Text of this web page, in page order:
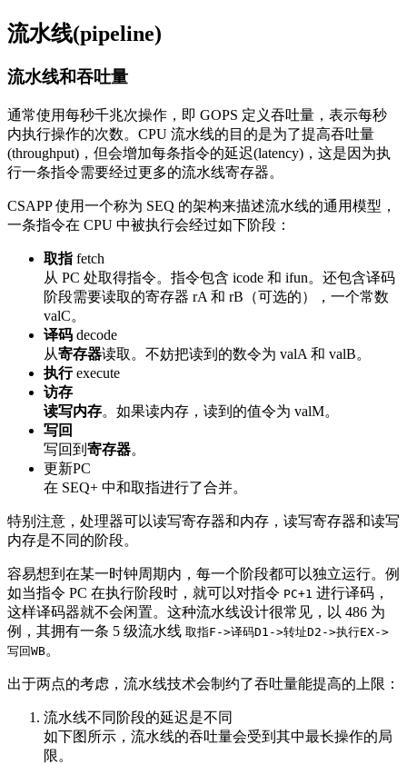
流水线(pipeline)
流水线和吞吐量
通常使用每秒千兆次操作，即 GOPS 定义吞吐量，表示每秒
内执行操作的次数。CPU 流水线的目的是为了提高吞吐量
(throughput)，但会增加每条指令的延迟(latency)，这是因为执
行一条指令需要经过更多的流水线寄存器。
CSAPP 使用一个称为 SEQ 的架构来描述流水线的通用模型，
一条指令在 CPU 中被执行会经过如下阶段：
取指 fetch
从 PC 处取得指令。指令包含 icode 和 ifun。还包含译码
阶段需要读取的寄存器 rA 和 rB（可选的），一个常数
valC。
译码 decode
从寄存器读取。不妨把读到的数令为 valA 和 valB。
执行execute
访存
读写内存。如果读内存，读到的值令为 valM。
写回
写回到 寄存器。
更新PC
在 SEQ+ 中和取指进行了合并。
特别注意，处理器可以读写寄存器和内存，读写寄存器和读写
内存是不同的阶段。
容易想到在某一时钟周期内，每一个阶段都可以独立运行。例
如当指令 PC 在执行阶段时，就可以对指令 PC+1 进行译码，
这样译码器就不会闲置。这种流水线设计很常见，以 486 为
例，其拥有一条 5 级流水线 取指F->译码D1->转址D2->执行EX->
写回WB。
出于两点的考虑，流水线技术会制约了吞吐量能提高的上限：
流水线不同阶段的延迟是不同
如下图所示，流水线的吞吐量会受到其中最长操作的局
限。